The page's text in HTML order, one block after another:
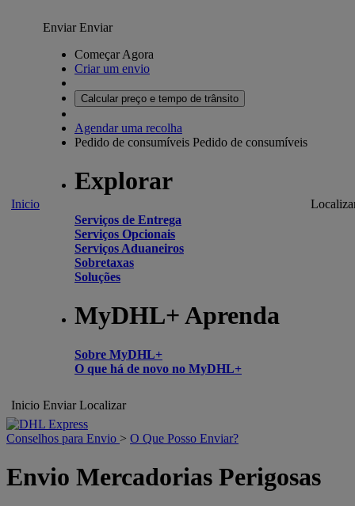
Inicio
EnviarEnviar
Começar Agora
Criar um envio
Calcular preço e tempo de trânsito
Agendar uma recolha
Pedido de consumíveis Pedido de consumíveis
Explorar
Serviços de Entrega
Serviços Opcionais
Serviços Aduaneiros
Sobretaxas
Soluções
MyDHL+ Aprenda
Sobre MyDHL+
O que há de novo no MyDHL+
Inicio Enviar Localizar
Conselhos para Envio > O Que Posso Enviar?
Envio Mercadorias Perigosas